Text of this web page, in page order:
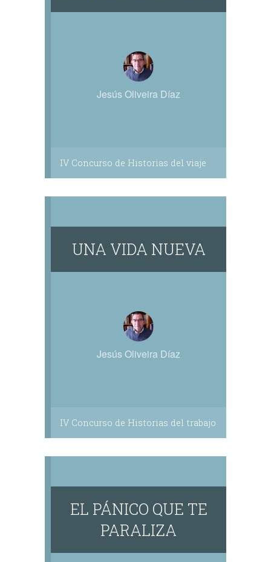
Jesús Oliveira Díaz
IV Concurso de Historias del viaje
UNA VIDA NUEVA
Jesús Oliveira Díaz
IV Concurso de Historias del trabajo
EL PÁNICO QUE TE
PARALIZA